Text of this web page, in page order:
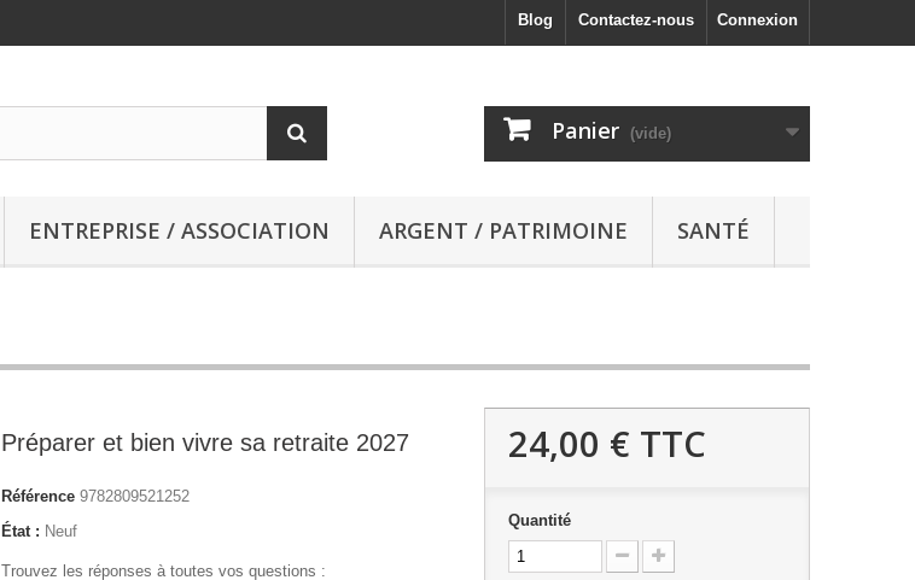
Connexion
Contactez-nous
Blog
Panier (vide)
ENTREPRISE / ASSOCIATION ARGENT / PATRIMOINE SANTÉ
Préparer et bien vivre sa retraite 2027
Référence 9782809521252
État : Neuf
Trouvez les réponses à toutes vos questions :
24,00 € TTC
Quantité